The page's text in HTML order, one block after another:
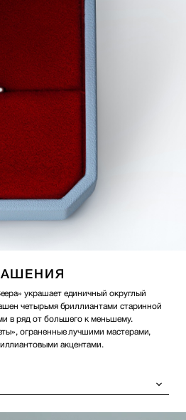
украшает единичный округлый
четырьмя бриллиантами старинной
в ряд от большего к меньшему.
ограненные лучшими мастерами,
акцентами.